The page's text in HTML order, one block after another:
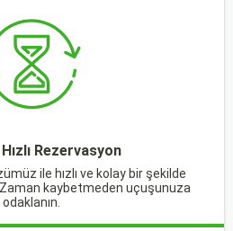
Rezervasyon
ile hızlı ve kolay bir şekilde
kaybetmeden uçuşunuza
odaklanın.